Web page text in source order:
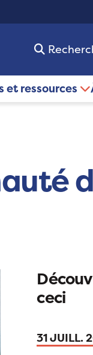
et ressources
ceci
31 JUILL.